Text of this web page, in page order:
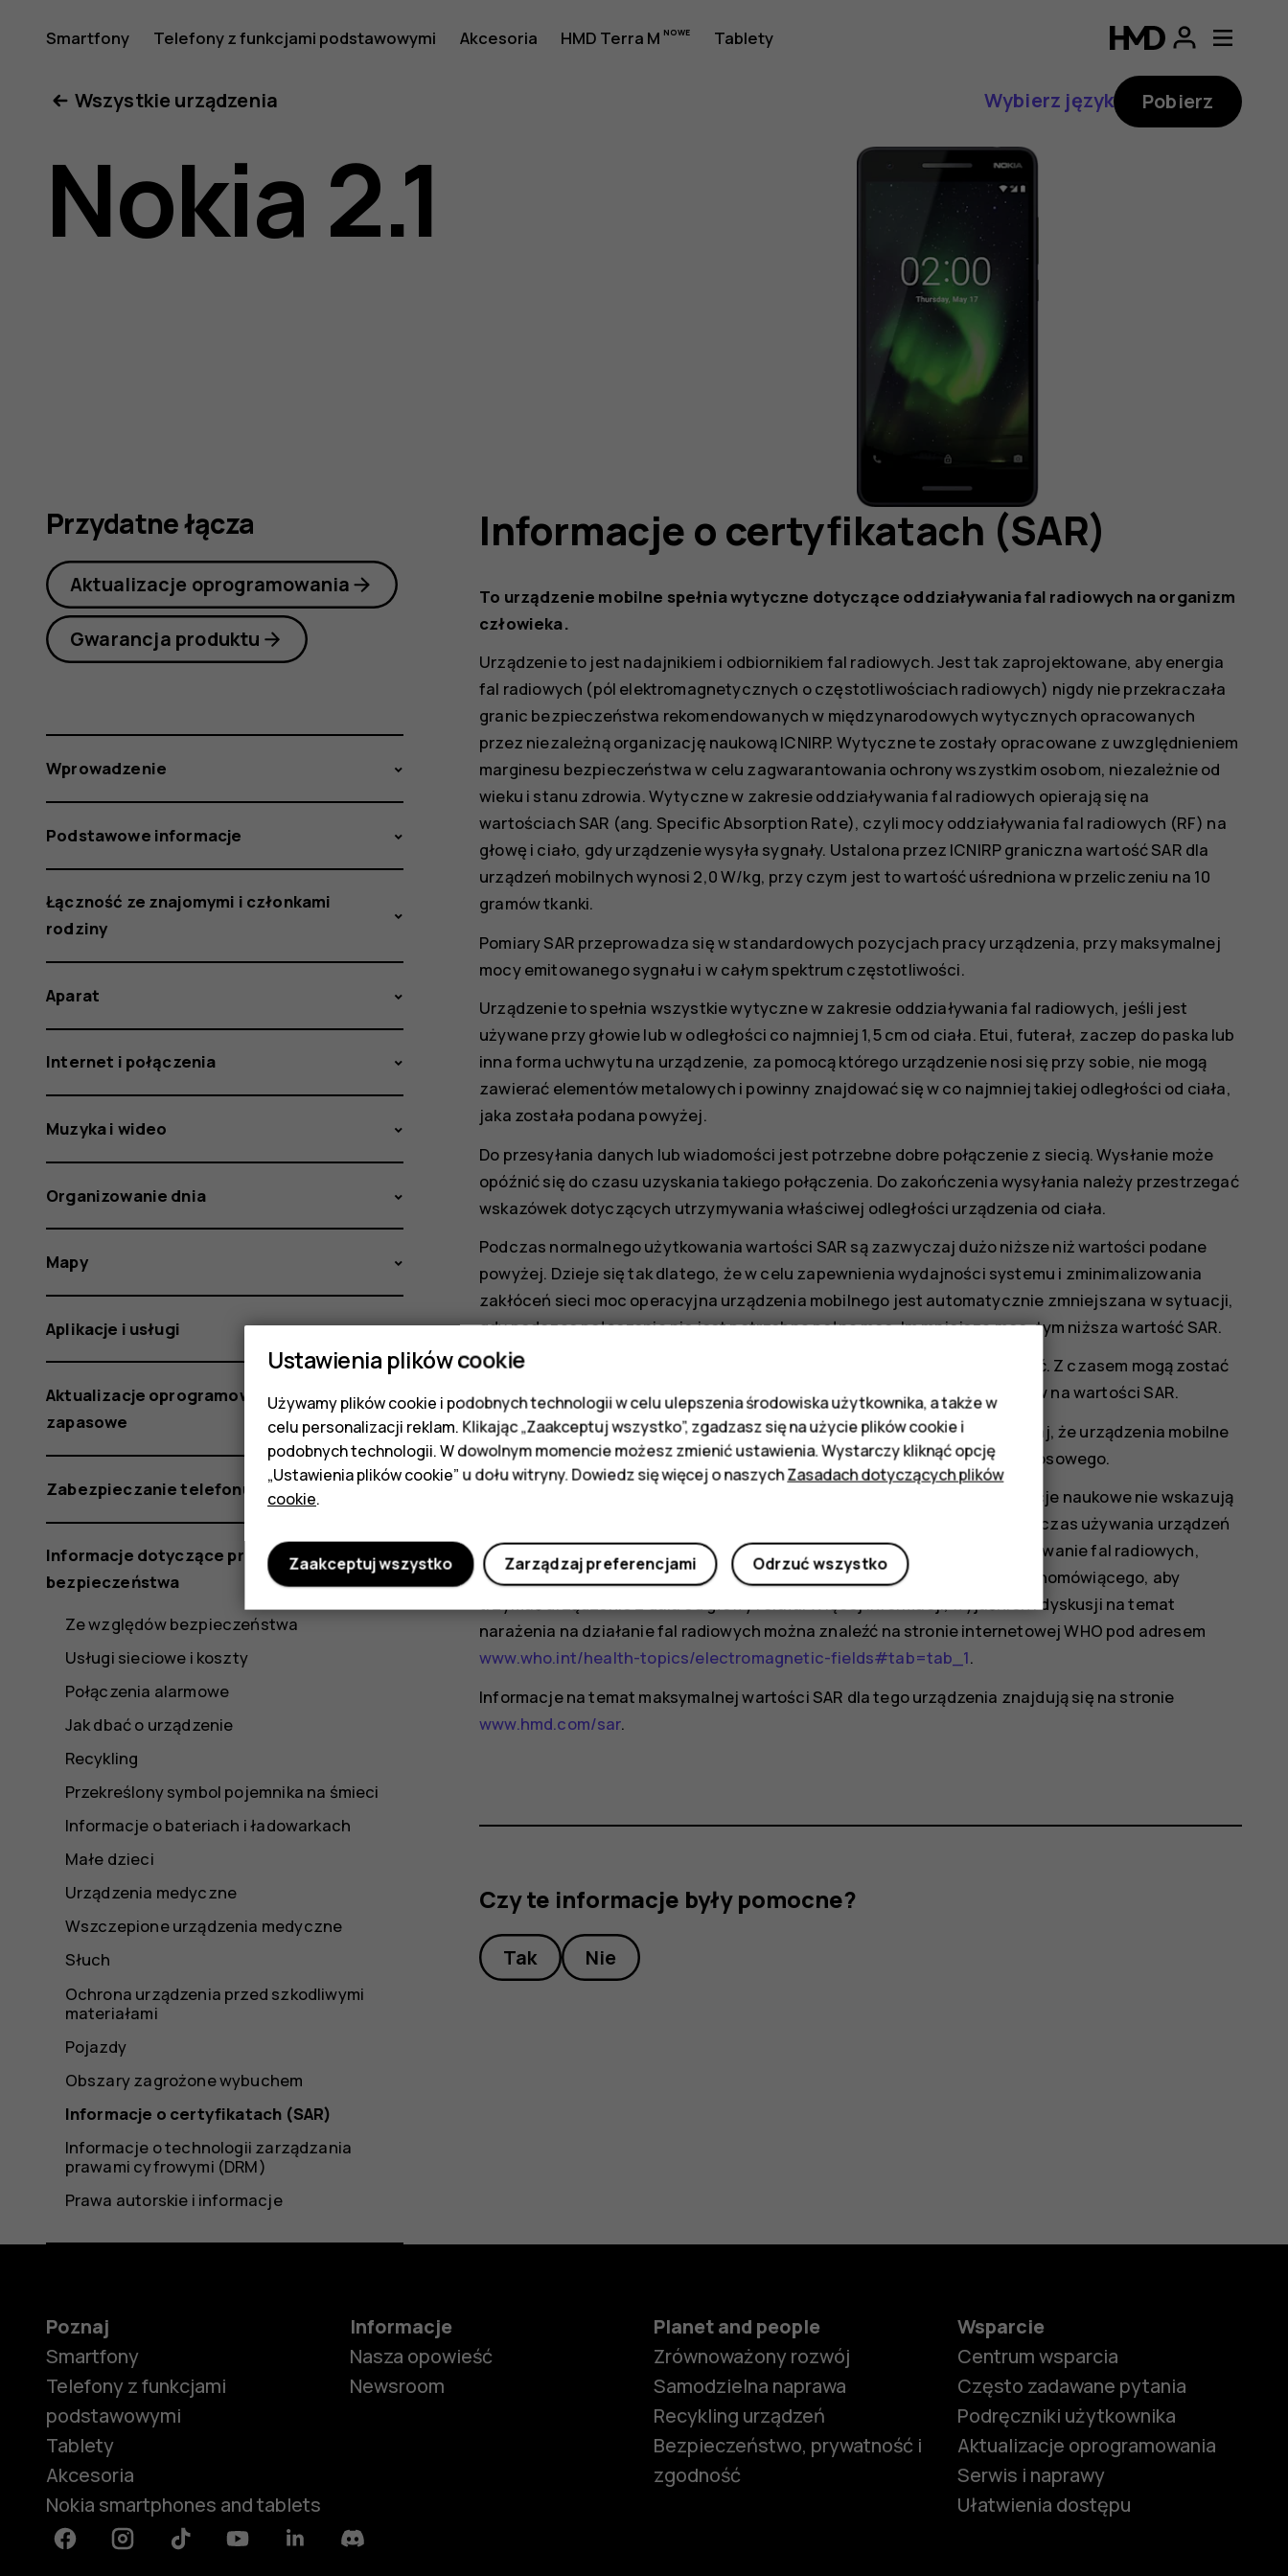
Nokia
2.1
—
Smartfony Telefony z funkcjami podstawowymi Akcesoria HMD Terra M Tablety
Wszystkie urządzenia
Wybierz język Pobierz
Nokia 2.1
Informacje o certyfikatach (SAR)
To urządzenie mobilne spełnia wytyczne dotyczące oddziaływania fal radiowych na organizm
człowieka.
Urządzenie to jest nadajnikiem i odbiornikiem fal radiowych. Jest tak zaprojektowane, aby energia
fal radiowych (pól elektromagnetycznych o częstotliwościach radiowych) nigdy nie przekraczała
granic bezpieczeństwa rekomendowanych w międzynarodowych wytycznych opracowanych
przez niezależną organizację naukową ICNIRP. Wytyczne te zostały opracowane z uwzględnieniem
marginesu bezpieczeństwa w celu zagwarantowania ochrony wszystkim osobom, niezależnie od
wieku i stanu zdrowia. Wytyczne w zakresie oddziaływania fal radiowych opierają się na
wartościach SAR (ang. Specific Absorption Rate), czyli mocy oddziaływania fal radiowych (RF) na
głowę i ciało, gdy urządzenie wysyła sygnały. Ustalona przez ICNIRP graniczna wartość SAR dla
urządzeń mobilnych wynosi 2,0 W/kg, przy czym jest to wartość uśredniona w przeliczeniu na 10
gramów tkanki.
Pomiary SAR przeprowadza się w standardowych pozycjach pracy urządzenia, przy maksymalnej
mocy emitowanego sygnału i w całym spektrum częstotliwości.
Urządzenie to spełnia wszystkie wytyczne w zakresie oddziaływania fal radiowych, jeśli jest
używane przy głowie lub w odległości co najmniej 1,5 cm od ciała. Etui, futerał, zaczep do paska lub
inna forma uchwytu na urządzenie, za pomocą którego urządzenie nosi się przy sobie, nie mogą
zawierać elementów metalowych i powinny znajdować się w co najmniej takiej odległości od ciała,
jaka została podana powyżej.
Do przesyłania danych lub wiadomości jest potrzebne dobre połączenie z siecią. Wysłanie może
opóźnić się do czasu uzyskania takiego połączenia. Do zakończenia wysyłania należy przestrzegać
wskazówek dotyczących utrzymywania właściwej odległości urządzenia od ciała.
Podczas normalnego użytkowania wartości SAR są zazwyczaj dużo niższe niż wartości podane
powyżej. Dzieje się tak dlatego, że w celu zapewnienia wydajności systemu i zminimalizowania
zakłóceń sieci moc operacyjna urządzenia mobilnego jest automatycznie zmniejszana w sytuacji,
gdy podczas połączenia nie jest potrzebna pełna moc. Im mniejsza moc, tym niższa wartość SAR.
Różne modele urządzeń mogą mieć różne wersje i więcej niż jedną wartość. Z czasem mogą zostać
wprowadzone zmiany w podzespołach i wyglądzie, które mogą mieć wpływ na wartości SAR.
Więcej informacji można znaleźć pod adresemwww.sar-tick.com
. Pamiętaj, że urządzenia mobilne
mogą emitować sygnały nawet wtedy, gdy nie nawiązujesz połączenia głosowego.
Światowa Organizacja Zdrowia (WHO) oświadczyła, że aktualne informacje naukowe nie wskazują
na konieczność stosowania jakichkolwiek zabezpieczeń specjalnych podczas używania urządzeń
mobilnych. Osobom, które chcą zmniejszyć swoją ekspozycję na oddziaływanie fal radiowych,
zaleca ograniczenie korzystania z urządzenia i stosowanie zestawu głośnomówiącego, aby
trzymać urządzenie z dala od głowy i ciała. Więcej informacji, wyjaśnień i dyskusji na temat
narażenia na działanie fal radiowych można znaleźć na stronie internetowej WHO pod adresem
www.who.int/health-topics/electromagnetic-fields#tab=tab_1.
Informacje na temat maksymalnej wartości SAR dla tego urządzenia znajdują się na stronie
www.hmd.com/sar.
Czy te informacje były pomocne?
Tak Nie
Przydatne łącza
Aktualizacje oprogramowania
Gwarancja produktu
Wprowadzenie
Podstawowe informacje
Łączność ze znajomymi i członkami
rodziny
Aparat
Internet i połączenia
Muzyka i wideo
Organizowanie dnia
Mapy
Aplikacje i usługi
Aktualizacje oprogramowania i kopie
zapasowe
Zabezpieczanie telefonu
Informacje dotyczące produktu i
bezpieczeństwa
Ze względów bezpieczeństwa
Usługi sieciowe i koszty
Połączenia alarmowe
Jak dbać o urządzenie
Recykling
Przekreślony symbol pojemnika na śmieci
Informacje o bateriach i ładowarkach
Małe dzieci
Urządzenia medyczne
Wszczepione urządzenia medyczne
Słuch
Ochrona urządzenia przed szkodliwymi
materiałami
Pojazdy
Obszary zagrożone wybuchem
Informacje o certyfikatach (SAR)
Informacje o technologii zarządzania
prawami cyfrowymi (DRM)
Prawa autorskie i informacje
Poznaj
Smartfony
Telefony z funkcjami
podstawowymi
Tablety
Akcesoria
Nokia smartphones and tablets
Informacje
Nasza opowieść
Newsroom
Planet and people
Zrównoważony rozwój
Samodzielna naprawa
Recykling urządzeń
Bezpieczeństwo, prywatność i
zgodność
Wsparcie
Centrum wsparcia
Często zadawane pytania
Podręczniki użytkownika
Aktualizacje oprogramowania
Serwis i naprawy
Ułatwienia dostępu
FacebookInstagramTiktok YoutubeLinkedinDiscord
Ustawienia plików cookie
Używamy plików cookie i podobnych technologii w celu ulepszenia środowiska użytkownika, a także w
celu personalizacji reklam. Klikając „Zaakceptuj wszystko”, zgadzasz się na użycie plików cookie i
podobnych technologii. W dowolnym momencie możesz zmienić ustawienia. Wystarczy kliknąć opcję
„Ustawienia plików cookie” u dołu witryny. Dowiedz się więcej o naszychZasadach dotyczących plików
cookie.
Odrzuć wszystko
Zarządzaj preferencjami
Zaakceptuj wszystko